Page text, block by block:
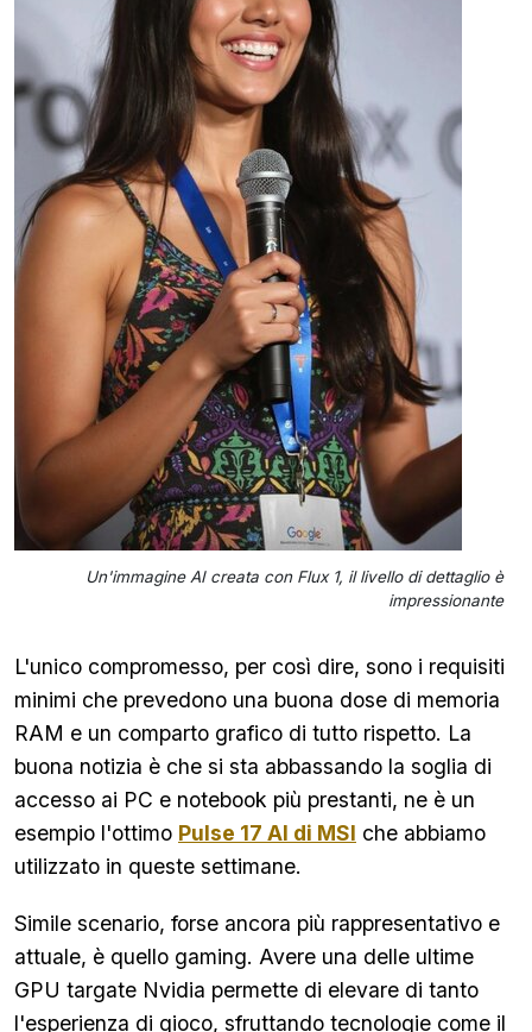
Un'immagine AI creata con Flux 1, il livello di dettaglio è
impressionante
L'unico compromesso, per così dire, sono i requisiti
minimi che prevedono una buona dose di memoria
RAM e un comparto grafico di tutto rispetto. La
buona notizia è che si sta abbassando la soglia di
accesso ai PC e notebook più prestanti, ne è un
esempio l'ottimo Pulse 17 AI di MSI che abbiamo
utilizzato in queste settimane.
Simile scenario, forse ancora più rappresentativo e
attuale, è quello gaming. Avere una delle ultime
GPU targate Nvidia permette di elevare di tanto
l'esperienza di gioco, sfruttando tecnologie come il